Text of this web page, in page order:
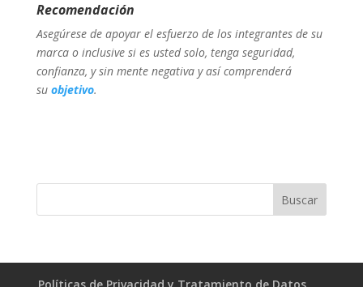
Recomendación
Asegúrese de apoyar el esfuerzo de los integrantes de su
marca o inclusive si es usted solo, tenga seguridad,
confianza, y sin mente negativa y así comprenderá
su objetivo.